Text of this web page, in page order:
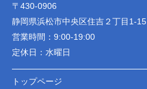
〒430-0906
静岡県浜松市中央区住吉２丁目1-15
営業時間： 9:00-19:00
定休日： 水曜日
トップページ